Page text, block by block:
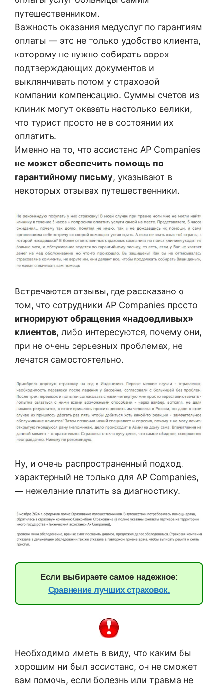
путешественником.
Важность оказания медуслуг по гарантиям
оплаты — это не только удобство клиента,
которому не нужно собирать ворох
подтверждающих документов и
выклянчивать потом у страховой
компании компенсацию. Суммы счетов из
клиник могут оказать настолько велики,
что турист просто не в состоянии их
оплатить.
Именно на то, что ассистанс AP Companies
не может обеспечить помощь по
гарантийному письму, указывают в
некоторых отзывах путешественники.
Встречаются отзывы, где рассказано о
том, что сотрудники AP Companies просто
игнорируют обращения «надоедливых»
клиентов, либо интересуются, почему они,
при не очень серьезных проблемах, не
лечатся самостоятельно.
Ну, и очень распространенный подход,
характерный не только для AP Companies,
— нежелание платить за диагностику.
Если выбираете самое надежное:
Сравнение лучших страховок.
Необходимо иметь в виду, что каким бы
хорошим ни был ассистанс, он не сможет
вам помочь, если болезнь или травма не